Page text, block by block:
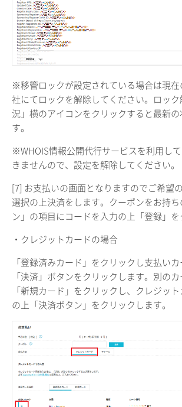
※移管ロックが設定されている場合は現
社にてロックを解除してください。ロッ
況」横のアイコンをクリックすると最新
す。
※WHOIS情報公開代行サービスを利用し
きませんので、設定を解除してください。
[7] お支払いの画面となりますのでご希望
選択の上決済をします。クーポンをお持
ン」の項目にコードを入力の上「登録」を
・クレジットカードの場合
「登録済みカード」をクリックし支払い
「決済」ボタンをクリックします。別の
「新規カード」をクリックし、クレジッ
の上「決済ボタン」をクリックします。